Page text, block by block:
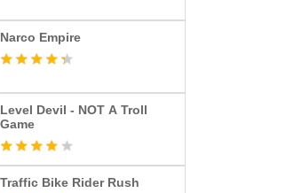
Narco Empire
Level Devil - NOT A Troll
Game
Traffic Bike Rider Rush